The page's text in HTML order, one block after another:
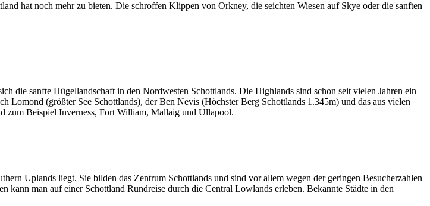
hat noch mehr zu bieten. Die schroffen Klippen von Orkney, die seichten Wiesen auf Skye oder die sanften
die sanfte Hügellandschaft in den Nordwesten Schottlands. Die Highlands sind schon seit vielen Jahren ein
Lomond (größter See Schottlands), der Ben Nevis (Höchster Berg Schottlands 1.345m) und das aus vielen
zum Beispiel Inverness, Fort William, Mallaig und Ullapool.
Uplands liegt. Sie bilden das Zentrum Schottlands und sind vor allem wegen der geringen Besucherzahlen
kann man auf einer Schottland Rundreise durch die Central Lowlands erleben. Bekannte Städte in den